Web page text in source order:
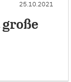
25.10.2021